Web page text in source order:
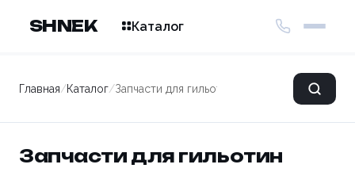
SHNEK Каталог
Главная/Каталог/Запчасти для гильотин
Запчасти для гильотин